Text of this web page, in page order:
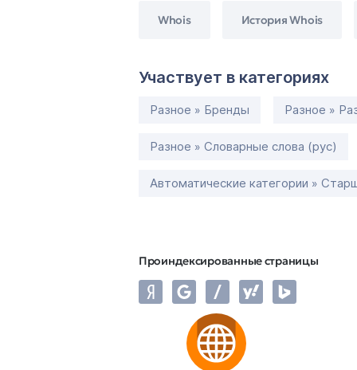
Whois История Whois
Участвует в категориях
Разное » Бренды Разное »
Разное » Словарные слова (рус)
Автоматические категории »
Проиндексированные страницы